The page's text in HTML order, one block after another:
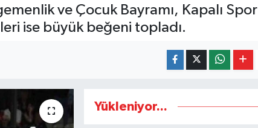
ve Çocuk Bayramı, Kapalı Spor
ise büyük beğeni topladı.
Yükleniyor...